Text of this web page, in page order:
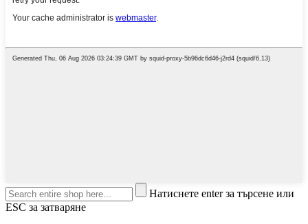
Натиснете enter за търсене или
ESC за затваряне